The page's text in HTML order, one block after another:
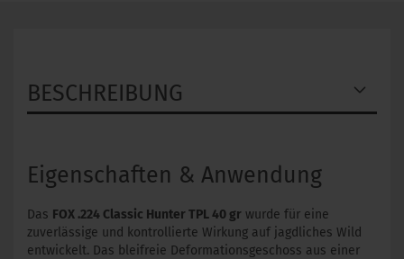
BESCHREIBUNG
Eigenschaften & Anwendung
Das FOX .224 Classic Hunter TPL 40 gr wurde für eine
zuverlässige und kontrollierte Wirkung auf jagdliches Wild
entwickelt. Das bleifreie Deformationsgeschoss aus einer